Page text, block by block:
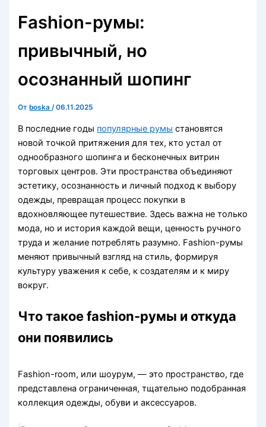
Fashion-румы:
привычный, но
осознанный шопинг
От boska/06.11.2025
В последние годы популярные румы становятся
новой точкой притяжения для тех, кто устал от
однообразного шопинга и бесконечных витрин
торговых центров. Эти пространства объединяют
эстетику, осознанность и личный подход к выбору
одежды, превращая процесс покупки в
вдохновляющее путешествие. Здесь важна не только
мода, но и история каждой вещи, ценность ручного
труда и желание потреблять разумно. Fashion-румы
меняют привычный взгляд на стиль, формируя
культуру уважения к себе, к создателям и к миру
вокруг.
Что такое fashion-румы и откуда
они появились
Fashion-room, или шоурум, — это пространство, где
представлена ограниченная, тщательно подобранная
коллекция одежды, обуви и аксессуаров.